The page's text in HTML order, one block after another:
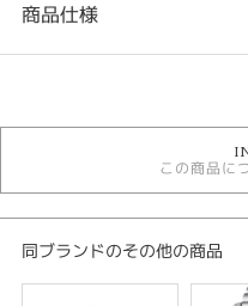
商品仕様
時計
自動巻き
メンズウォッチ
金属ベルト
メンズ 腕時計
プロスペックス
この商品に
同ブランドのその他の商品